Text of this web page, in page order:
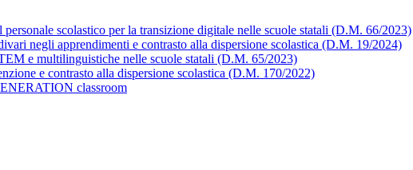
personale scolastico per la transizione digitale nelle scuole statali (D.M. 66/2023)
negli apprendimenti e contrasto alla dispersione scolastica (D.M. 19/2024)
e multilinguistiche nelle scuole statali (D.M. 65/2023)
e contrasto alla dispersione scolastica (D.M. 170/2022)
classroom